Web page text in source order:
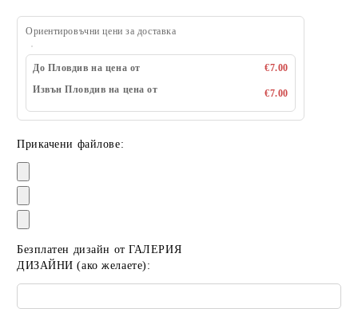
Ориентировъчни цени за доставка
До Пловдив на цена от
€7.00
Извън Пловдив на цена от
€7.00
Прикачени файлове:
Безплатен дизайн от ГАЛЕРИЯ
ДИЗАЙНИ (ако желаете):